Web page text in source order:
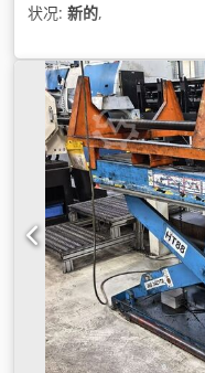
状况: 新的,